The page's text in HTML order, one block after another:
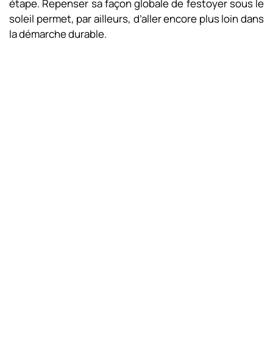
étape. Repenser sa façon globale de festoyer sous le
soleil permet, par ailleurs, d’aller encore plus loin dans
la démarche durable.